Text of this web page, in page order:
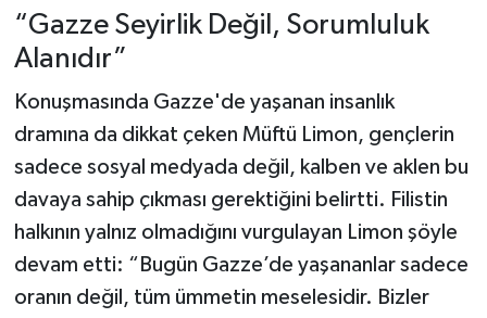
“Gazze Seyirlik Değil, Sorumluluk
Alanıdır”
Konuşmasında Gazze'de yaşanan insanlık
dramına da dikkat çeken Müftü Limon, gençlerin
sadece sosyal medyada değil, kalben ve aklen bu
davaya sahip çıkması gerektiğini belirtti. Filistin
halkının yalnız olmadığını vurgulayan Limon şöyle
devam etti: “Bugün Gazze’de yaşananlar sadece
oranın değil, tüm ümmetin meselesidir. Bizler